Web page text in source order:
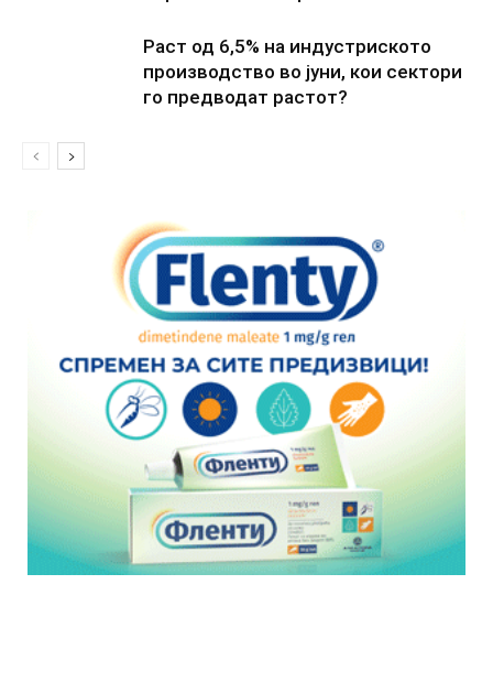
Раст од 6,5% на индустриското
производство во јуни, кои сектори
го предводат растот?